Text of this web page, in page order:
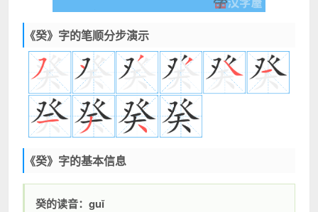
《癸》字的笔顺分步演示
《癸》字的基本信息
癸的读音：guǐ